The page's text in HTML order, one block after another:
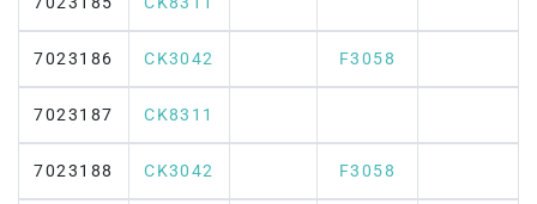
7023186 CK3042 F3058
7023187 CK8311
7023188 CK3042 F3058